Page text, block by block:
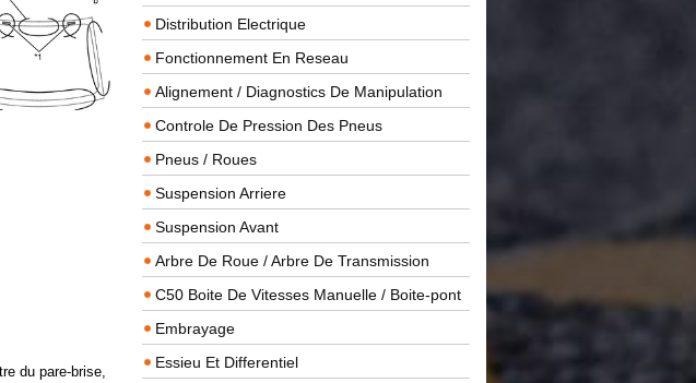
du pare-brise,
Distribution Electrique
Fonctionnement En Reseau
Alignement / Diagnostics De Manipulation
Controle De Pression Des Pneus
Pneus / Roues
Suspension Arriere
Suspension Avant
Arbre De Roue / Arbre De Transmission
C50 Boite De Vitesses Manuelle / Boite-pont
Embrayage
Essieu Et Differentiel